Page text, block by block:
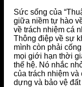
Sức sống của
giữa niềm tự hào
về trách nhiệm cá
Thông điệp về sự
mình còn phải
mọi giới hạn thời
thế hệ. Nó nhắc
của trách nhiệm
dựng và bảo vệ